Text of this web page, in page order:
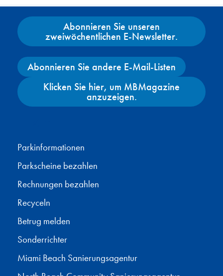
Abonnieren Sie unseren
zweiwöchentlichen E-Newsletter.
Abonnieren Sie andere E-Mail-Listen
Klicken Sie hier, um MBMagazine
anzuzeigen.
Parkinformationen
Parkscheine bezahlen
Rechnungen bezahlen
Recyceln
Betrug melden
Sonderrichter
Miami Beach Sanierungsagentur